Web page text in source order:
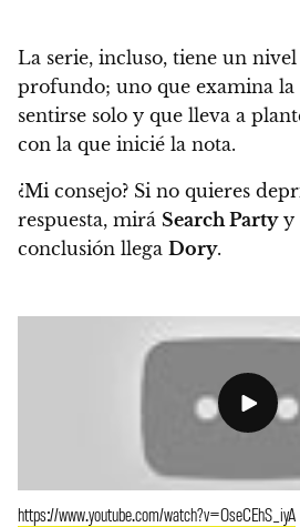
La serie, incluso, tiene un
profundo; uno que examina la
sentirse solo y que lleva a
con la que inicié la nota.
¿Mi consejo? Si no quieres
respuesta, mirá Search Partyy
conclusión llega Dory.
https://www.youtube.com/watch?v=OseCEhS_iyA